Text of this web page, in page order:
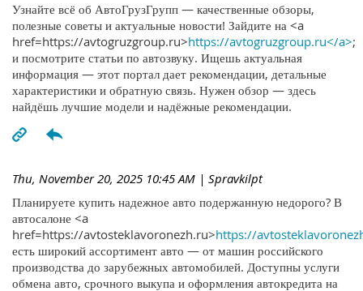
Узнайте всё об АвтоГрузГрупп — качественные обзоры,
полезные советы и актуальные новости! Зайдите на <a
href=https://avtogruzgroup.ru>https://avtogruzgroup.ru</a>;
и посмотрите статьи по автозвуку. Ищешь актуальная
информация — этот портал дает рекомендации, детальные
характеристики и обратную связь. Нужен обзор — здесь
найдёшь лучшие модели и надёжные рекомендации.
Thu, November 20, 2025 10:45 AM | Spravkilpt
Планируете купить надежное авто подержанную недорого? В
автосалоне <a
href=https://avtosteklavoronezh.ru>https://
есть широкий ассортимент авто — от машин российского
производства до зарубежных автомобилей. Доступны услуги
обмена авто, срочного выкупа и оформления автокредита на